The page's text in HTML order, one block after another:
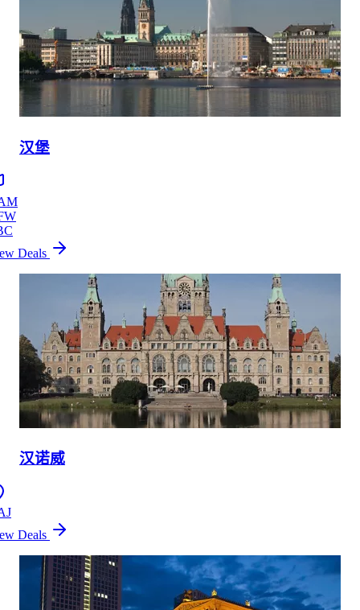
汉堡
Deals
汉诺威
Deals